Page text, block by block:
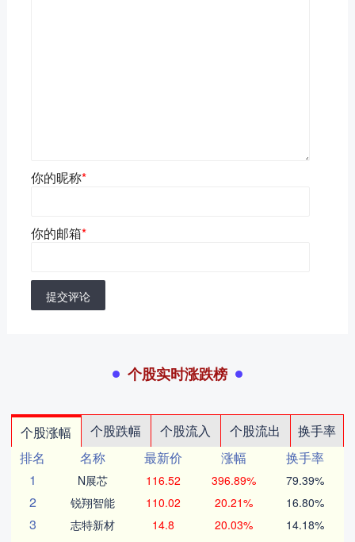
你的昵称*
你的邮箱*
提交评论
个股实时涨跌榜
个股涨幅 个股跌幅 个股流入 个股流出
换手率
排名
名称 最新价 涨幅
换手率
1
N展芯 116.52 396.89% 79.39%
2 锐翔智能 110.02 20.21% 16.80%
3 志特新材 14.8 20.03% 14.18%